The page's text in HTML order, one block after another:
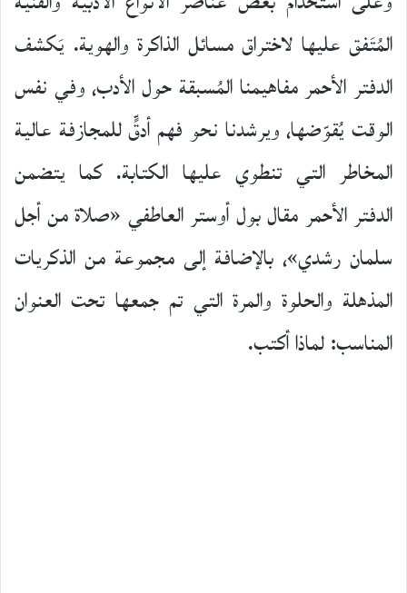
المُتَفق عليها لاختراق مسائل الذاكرة والهوية. يَكشف
الدفتر الأحمر مفاهيمنا المُسبقة حول الأدب، وفي نفس
الوقت يُقوّضها، ويرشدنا نحو فهم أدقٍّ للمجازفة عالية
المخاطر التي تنطوي عليها الكتابة. كما يتضمن
الدفتر الأحمر مقال بول أوستر العاطفي «صلاة من أجل
سلمان رشدي»، بالإضافة إلى مجموعة من الذكريات
المذهلة والحلوة والمرة التي تم جمعها تحت العنوان
المناسب: لماذا أكتب.